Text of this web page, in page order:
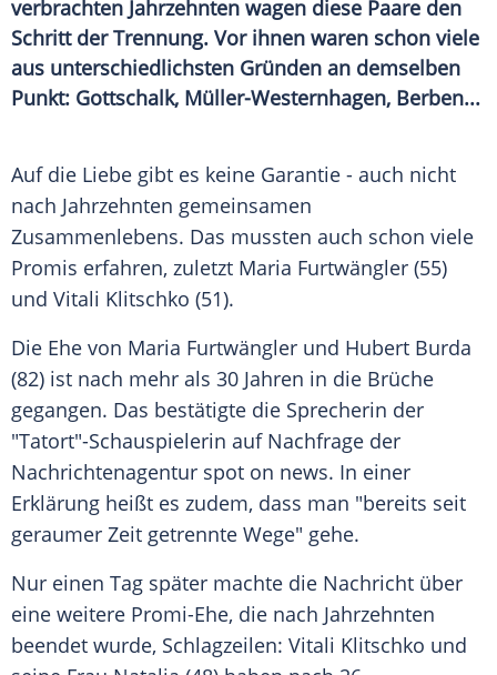
verbrachten Jahrzehnten wagen diese Paare den
Schritt der Trennung. Vor ihnen waren schon viele
aus unterschiedlichsten Gründen an demselben
Punkt: Gottschalk, Müller-Westernhagen, Berben...
Auf die Liebe gibt es keine Garantie - auch nicht
nach Jahrzehnten gemeinsamen
Zusammenlebens. Das mussten auch schon viele
Promis erfahren, zuletzt Maria Furtwängler (55)
und Vitali Klitschko (51).
Die Ehe von Maria Furtwängler und Hubert Burda
(82) ist nach mehr als 30 Jahren in die Brüche
gegangen. Das bestätigte die Sprecherin der
"Tatort"-Schauspielerin auf Nachfrage der
Nachrichtenagentur spot on news. In einer
Erklärung heißt es zudem, dass man "bereits seit
geraumer Zeit getrennte Wege" gehe.
Nur einen Tag später machte die Nachricht über
eine weitere Promi-Ehe, die nach Jahrzehnten
beendet wurde, Schlagzeilen: Vitali Klitschko und